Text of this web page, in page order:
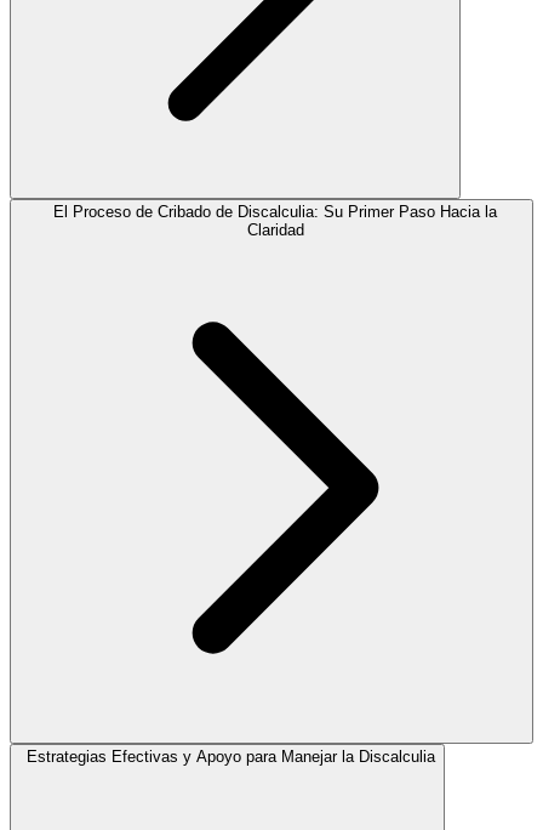
El Proceso de Cribado de Discalculia: Su Primer Paso Hacia la
Claridad
Estrategias Efectivas y Apoyo para Manejar la Discalculia